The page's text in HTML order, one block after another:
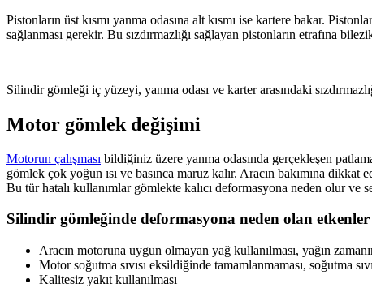
Pistonların üst kısmı yanma odasına alt kısmı ise kartere bakar.
sağlanması gerekir. Bu sızdırmazlığı sağlayan pistonların etrafına
Silindir gömleği iç yüzeyi, yanma odası ve karter arasındaki
Motor gömlek değişimi
Motorun çalışması bildiğiniz üzere yanma odasında gerçekleşen
gömlek çok yoğun ısı ve basınca maruz kalır. Aracın bakımına
Bu tür hatalı kullanımlar gömlekte kalıcı deformasyona neden olur ve
Silindir gömleğinde deformasyona neden olan etkenler
Aracın motoruna uygun olmayan yağ kullanılması, yağın
Motor soğutma sıvısı eksildiğinde tamamlanmaması, soğutma
Kalitesiz yakıt kullanılması